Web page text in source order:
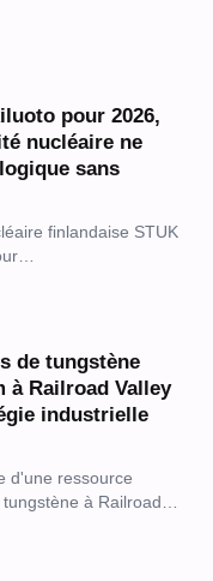
pour 2026,
nucléaire ne
sans
finlandaise STUK
de tungstène
à Railroad Valley
industrielle
d'une ressource
tungstène à Railroad…